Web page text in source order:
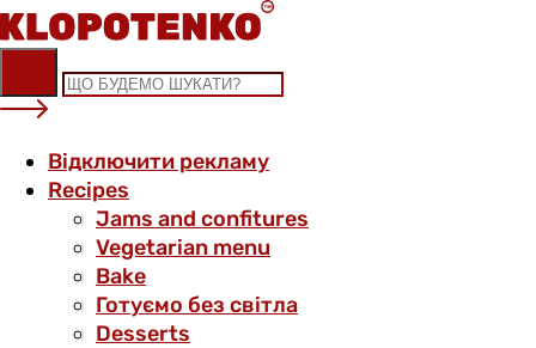
Skip
to
content
Відключити рекламу
Recipes
Jams and confitures
Vegetarian menu
Bake
Готуємо без світла
Desserts